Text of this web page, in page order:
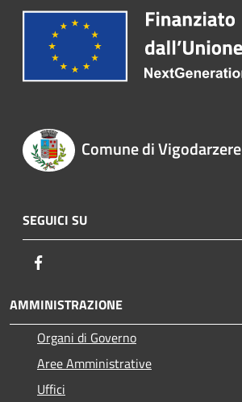
Comune di Vigodarzere
SEGUICI SU
AMMINISTRAZIONE
Organi di Governo
Aree Amministrative
Uffici